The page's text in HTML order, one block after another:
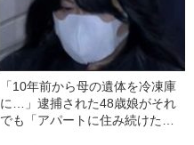
「10年前から母の遺体を冷凍庫
に…」逮捕された48歳娘がそれ
でも「アパートに住み続けたか